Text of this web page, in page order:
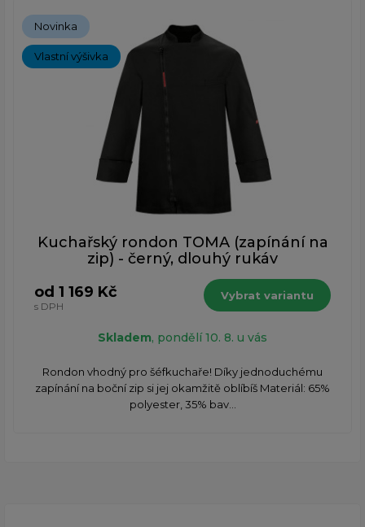
Novinka
Vlastní výšivka
Kuchařský rondon TOMA (zapínání na
zip) - černý, dlouhý rukáv
od 1 169 Kč
s DPH
Vybrat variantu
Skladem, pondělí 10. 8. u vás
Rondon vhodný pro šéfkuchaře! Díky jednoduchému
zapínání na boční zip si jej okamžitě oblíbíš Materiál: 65%
polyester, 35% bav...